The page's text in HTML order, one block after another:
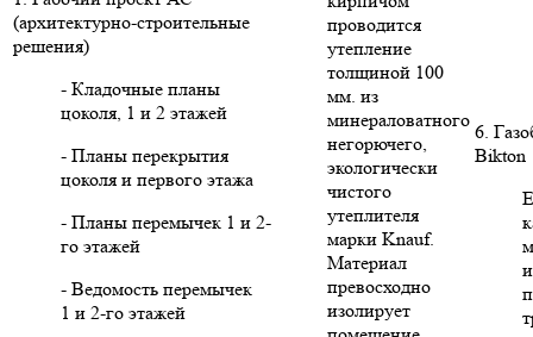
(архитектурно-строительные
решения)
- Кладочные планы
цоколя, 1 и 2 этажей
- Планы перекрытия
цоколя и первого этажа
- Планы перемычек 1 и 2-
го этажей
- Ведомость перемычек
1 и 2-го этажей
проводится
утепление
толщиной 100
мм. из
минераловатного
негорючего,
экологически
чистого
утеплителя
марки Knauf.
Материал
превосходно
изолирует
6.
Bikton